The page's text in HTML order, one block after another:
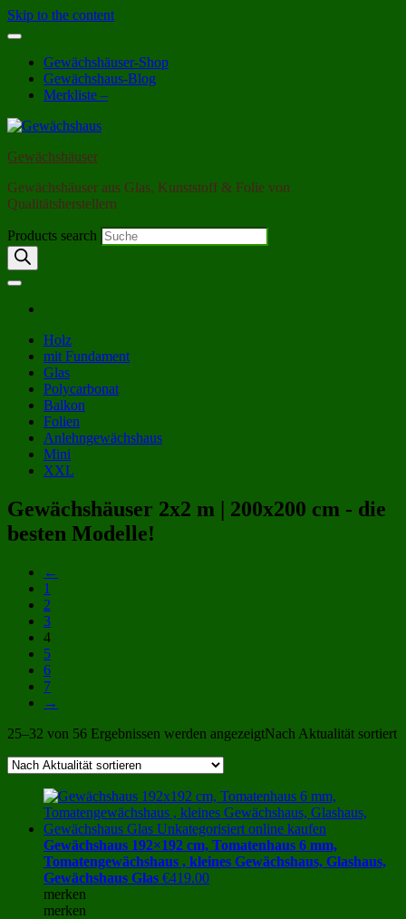
Skip to the content
Gewächshäuser-Shop
Gewächshaus-Blog
Merkliste –
Gewächshäuser
Gewächshäuser aus Glas, Kunststoff & Folie von
Qualitätsherstellern
Products search
Holz
mit Fundament
Glas
Polycarbonat
Balkon
Folien
Anlehngewächshaus
Mini
XXL
Gewächshäuser 2x2 m | 200x200 cm - die
besten Modelle!
←
1
2
3
4
5
6
7
→
25–32 von 56 Ergebnissen werden angezeigtNach Aktualität sortiert
Gewächshaus 192×192 cm, Tomatenhaus 6 mm,
Tomatengewächshaus , kleines Gewächshaus, Glashaus,
Gewächshaus Glas €419.00
merken
merken